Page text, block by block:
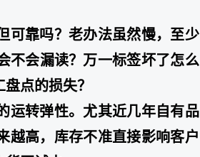
靠吗？老办法虽然慢，至少
不会漏读？万一标签坏了怎么
点的损失？
运转弹性。尤其近几年自有品
越高，库存不准直接影响客户